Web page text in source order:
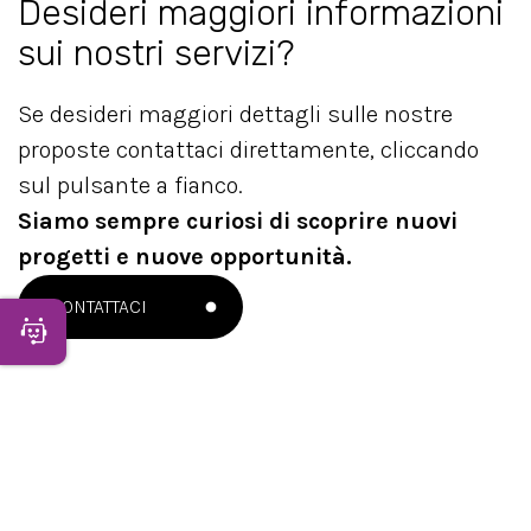
Desideri maggiori informazioni
sui nostri servizi?
Se desideri maggiori dettagli sulle nostre
proposte contattaci direttamente, cliccando
sul pulsante a fianco.
Siamo sempre curiosi di scoprire nuovi
progetti e nuove opportunità.
CONTATTACI